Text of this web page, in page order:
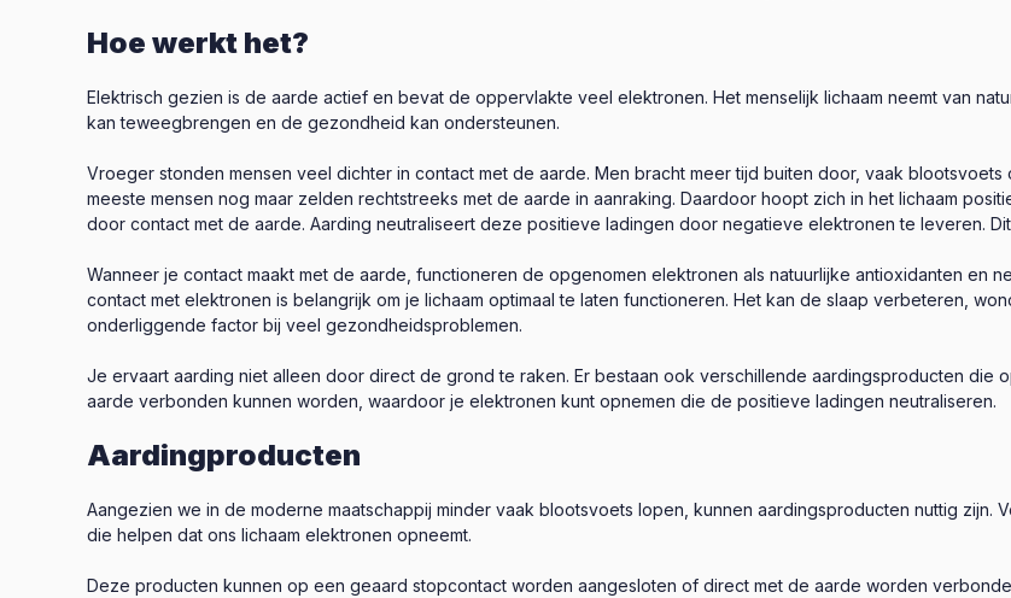
Hoe werkt het?
Elektrisch gezien is de aarde actief en bevat de oppervlakte veel elektronen. Het menselijk lichaam neemt van
kan teweegbrengen en de gezondheid kan ondersteunen.
Vroeger stonden mensen veel dichter in contact met de aarde. Men bracht meer tijd buiten door, vaak
meeste mensen nog maar zelden rechtstreeks met de aarde in aanraking. Daardoor hoopt zich in het lichaam
door contact met de aarde. Aarding neutraliseert deze positieve ladingen door negatieve elektronen te leveren.
Wanneer je contact maakt met de aarde, functioneren de opgenomen elektronen als natuurlijke antioxidanten en
contact met elektronen is belangrijk om je lichaam optimaal te laten functioneren. Het kan de slaap verbeteren,
onderliggende factor bij veel gezondheidsproblemen.
Je ervaart aarding niet alleen door direct de grond te raken. Er bestaan ook verschillende aardingsproducten
aarde verbonden kunnen worden, waardoor je elektronen kunt opnemen die de positieve ladingen neutraliseren.
Aardingproducten
Aangezien we in de moderne maatschappij minder vaak blootsvoets lopen, kunnen aardingsproducten nuttig zijn.
die helpen dat ons lichaam elektronen opneemt.
Deze producten kunnen op een geaard stopcontact worden aangesloten of direct met de aarde worden